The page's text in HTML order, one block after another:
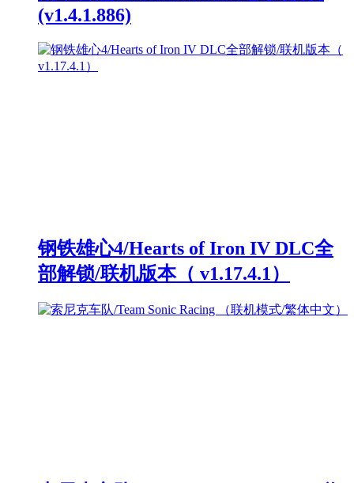
(v1.4.1.886)
钢铁雄心4/Hearts of Iron IV DLC全
部解锁/联机版本（ v1.17.4.1）